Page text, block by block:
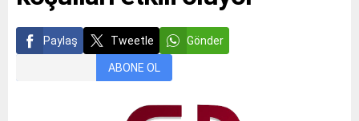
Paylaş Tweetle Gönder
ABONE OL